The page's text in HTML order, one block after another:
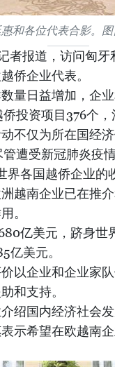
惠和各位代表合影。
报道，访问匈牙
侨企业代表。
量日益增加，企
投资项目376个
不仅为所在国经
遭受新冠肺炎疫
各国越侨企业的
越南企业已在推
。
亿美元，跻身
亿美元。
以企业和企业家
和支持。
绍国内经济社会
示希望在欧越南